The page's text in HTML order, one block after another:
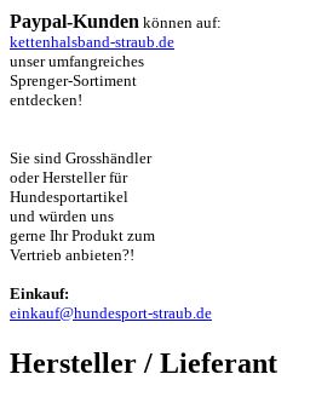
Paypal-Kunden können auf:
kettenhalsband-straub.de
unser umfangreiches
Sprenger-Sortiment
entdecken!
Sie sind Grosshändler
oder Hersteller für
Hundesportartikel
und würden uns
gerne Ihr Produkt zum
Vertrieb anbieten?!
Einkauf:
einkauf@hundesport-straub.de
Hersteller / Lieferant